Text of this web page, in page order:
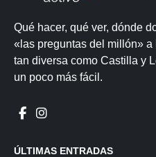
Qué hacer, qué ver, dónde
«las preguntas del millón»
tan diversa como Castilla y
un poco más fácil.
ÚLTIMAS ENTRADAS